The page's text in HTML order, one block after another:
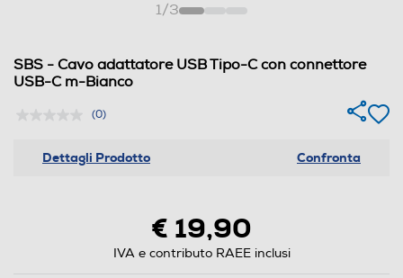
1/3
SBS - Cavo adattatore USB Tipo-C con connettore
USB-C m-Bianco
(0)
Dettagli Prodotto Confronta
€ 19,90
IVA e contributo RAEE inclusi